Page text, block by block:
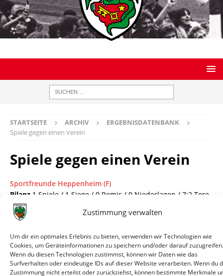
Zustimmung verwalten
Um dir ein optimales Erlebnis zu bieten, verwenden wir Technologien wie
Cookies, um Geräteinformationen zu speichern und/oder darauf zuzugreifen.
Wenn du diesen Technologien zustimmst, können wir Daten wie das
Surfverhalten oder eindeutige IDs auf dieser Website verarbeiten. Wenn du
Zustimmung nicht erteilst oder zurückziehst, können bestimmte Merkmale
STARTSEITE ARCHIV
ERGEBNISDATENBANK
Spiele gegen einen Verein
Spiele gegen einen Verein
Sportfreunde Heppenheim (F)
Bilanz 1 Spiele / 1 Siege / 0 Remis / 0 Niederlagen / 7:2 Tore
Datum
Paarung
18:00
Worms II (F) -
Sportfreunde
Heppenheim
(F)